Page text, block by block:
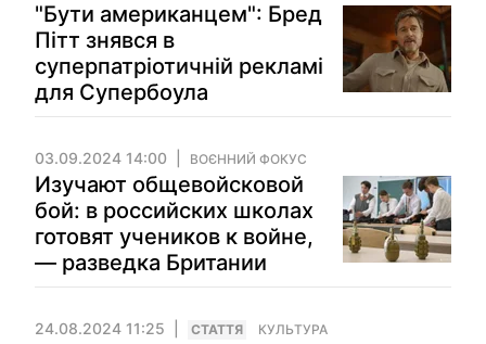
"Бути американцем": Бред
Пітт знявся в
суперпатріотичній рекламі
для Супербоула
03.09.2024 14:00 ВОЄННИЙ ФОКУС
Изучают общевойсковой
бой: в российских школах
готовят учеников к войне,
— разведка Британии
24.08.2024 11:25 СТАТТЯ КУЛЬТУРА